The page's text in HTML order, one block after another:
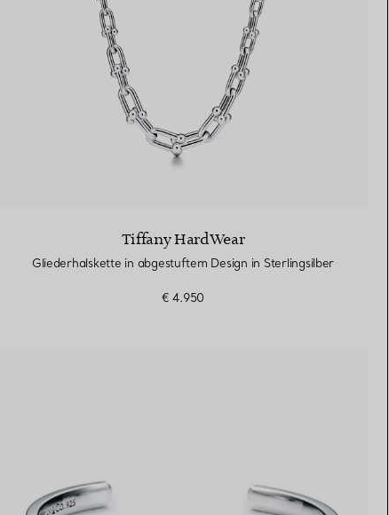
Tiffany HardWear
Gliederhalskette in abgestuftem Design in Sterlingsilber
€ 4.950